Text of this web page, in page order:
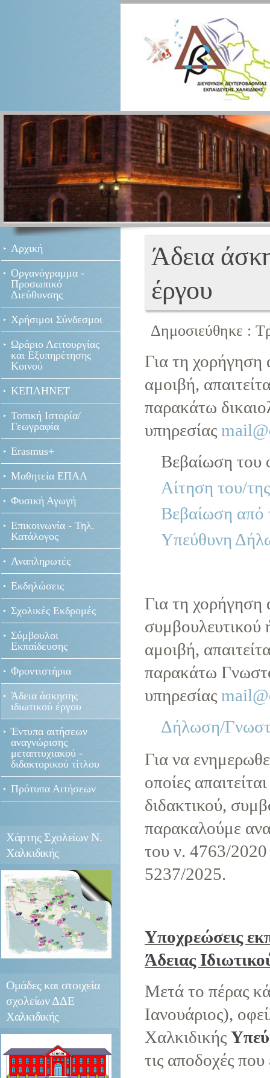
Αρχική
Οργανόγραμμα -
Προσωπικό
Διεύθυνσης
Χρήσιμοι Σύνδεσμοι
Ωράριο Λειτουργίας
και Εξυπηρέτησης
Κοινού
ΚΕΠΛΗΝΕΤ
Τοπική Ιστορία/
Γεωγραφία
Erasmus+
Μαθητεία ΕΠΑΛ
Φυσική Αγωγή
Επικοινωνία - Τηλ.
Κατάλογος
Αναπληρωτές
Εκδηλώσεις
Σχολικές Εκδρομές
Σύμβουλοι
Εκπαίδευσης
Φροντιστήρια
Άδεια άσκησης
ιδιωτικού έργου
Έντυπα αιτήσεων
αναγνώρισης
μεταπτυχιακού -
διδακτορικού τίτλου
Πρότυπα Αιτήσεων
ΧάρτηςΣχολείων Ν.
Χαλκιδικής
Ομάδεςκαι στοιχεία
σχολείων ΔΔΕ
Χαλκιδικής
Άδεια
έργου
Δημοσιεύθηκε :
Για τη χορήγηση
αμοιβή,
παρακάτω
υπηρεσίας
Βεβαίωση του
Αίτηση του/
Βεβαίωση από
Υπεύθυνη
Για τη χορήγηση
συμβουλευτικού
αμοιβή,
παρακάτω
υπηρεσίας
Δήλωση/
Για να
οποίες
διδακτικού,
παρακαλούμε
του ν. 4763/
5237/2025.
Υποχρεώσεις
Άδειας
Μετά το πέρας
Ιανουάριος),
Χαλκιδικής
τις αποδοχές